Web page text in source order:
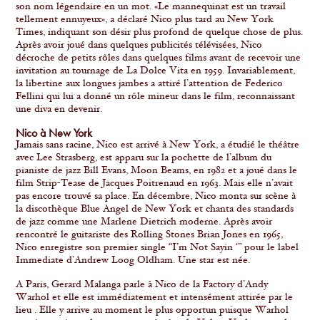
son nom légendaire en un mot. «Le mannequinat est un travail
tellement ennuyeux», a déclaré Nico plus tard au New York
Times, indiquant son désir plus profond de quelque chose de plus.
Après avoir joué dans quelques publicités télévisées, Nico
décroche de petits rôles dans quelques films avant de recevoir une
invitation au tournage de La Dolce Vita en 1959. Invariablement,
la libertine aux longues jambes a attiré l’attention de Federico
Fellini qui lui a donné un rôle mineur dans le film, reconnaissant
une diva en devenir.
Nico à New York
Jamais sans racine, Nico est arrivé à New York, a étudié le théâtre
avec Lee Strasberg, est apparu sur la pochette de l’album du
pianiste de jazz Bill Evans, Moon Beams, en 1982 et a joué dans le
film Strip-Tease de Jacques Poitrenaud en 1963. Mais elle n’avait
pas encore trouvé sa place. En décembre, Nico monta sur scène à
la discothèque Blue Angel de New York et chanta des standards
de jazz comme une Marlene Dietrich moderne. Après avoir
rencontré le guitariste des Rolling Stones Brian Jones en 1965,
Nico enregistre son premier single “I’m Not Sayin ‘” pour le label
Immediate d’Andrew Loog Oldham. Une star est née.
A Paris, Gerard Malanga parle à Nico de la Factory d’Andy
Warhol et elle est immédiatement et intensément attirée par le
lieu . Elle y arrive au moment le plus opportun puisque Warhol